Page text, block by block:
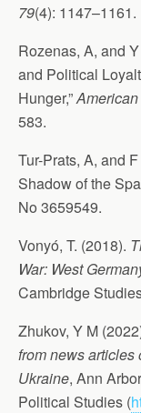
79(4): 1147–1161.
Rozenas, A, and
and Political
Hunger,”
583.
Tur-Prats, A, and
Shadow of the
No 3659549.
Vonyó, T. (2018).
War: West
Cambridge
Zhukov, Y M
from news
Ukraine, Ann
Political Studies (